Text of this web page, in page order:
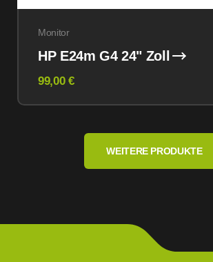
Monitor
HP E24m G4 24" Zoll
99,00 €
WEITERE PRODUKTE